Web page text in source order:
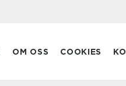
OM OSS COOKIES